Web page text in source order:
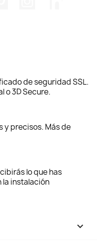
de seguridad SSL.
o 3D Secure.
y precisos. Más de
lo que has
la instalación
